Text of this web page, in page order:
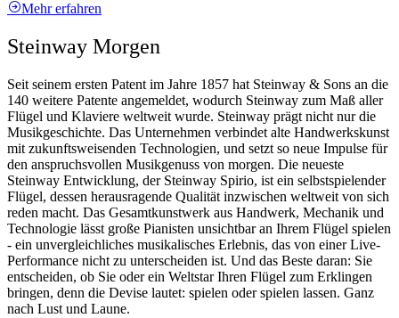
Mehr erfahren
Steinway Morgen
Seit seinem ersten Patent im Jahre 1857 hat Steinway ⁠&⁠ Sons an die
140 weitere Patente angemeldet, wodurch Steinway zum Maß aller
Flügel und Klaviere weltweit wurde. Steinway prägt nicht nur die
Musikgeschichte. Das Unternehmen verbindet alte Handwerkskunst
mit zukunftsweisenden Technologien, und setzt so neue Impulse für
den anspruchsvollen Musikgenuss von morgen. Die neueste
Steinway Entwicklung, der Steinway Spirio, ist ein selbstspielender
Flügel, dessen herausragende Qualität inzwischen weltweit von sich
reden macht. Das Gesamtkunstwerk aus Handwerk, Mechanik und
Technologie lässt große Pianisten unsichtbar an Ihrem Flügel spielen
- ein unvergleichliches musikalisches Erlebnis, das von einer Live-
Performance nicht zu unterscheiden ist. Und das Beste daran: Sie
entscheiden, ob Sie oder ein Weltstar Ihren Flügel zum Erklingen
bringen, denn die Devise lautet: spielen oder spielen lassen. Ganz
nach Lust und Laune.